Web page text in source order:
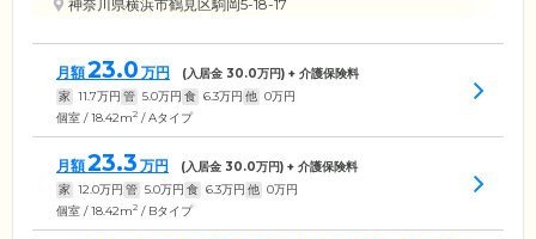
神奈川県横浜市鶴見区駒岡5-18-17
月額23.0 万円 (入居金 30.0万円) + 介護保険料
家 11.7万円 管 5.0万円 食 6.3万円 他 0万円
個室 / 18.42m2 / Aタイプ
月額23.3 万円 (入居金 30.0万円) + 介護保険料
家 12.0万円 管 5.0万円 食 6.3万円 他 0万円
個室 / 18.42m2 / Bタイプ